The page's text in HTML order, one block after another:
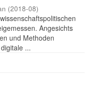
(2018-08)
Angesichts
und Methoden
...